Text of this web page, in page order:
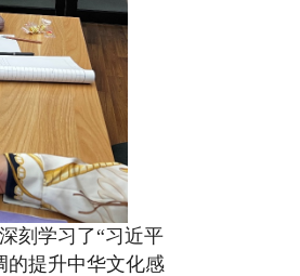
刻学习了“习近平
的提升中华文化感